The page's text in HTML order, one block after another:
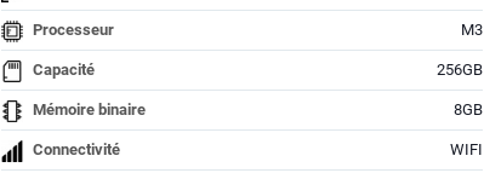
Processeur M3
Capacité 256GB
Mémoire binaire 8GB
Connectivité WIFI